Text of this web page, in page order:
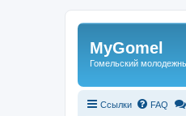
Регистрация
MyGomel
Гомельский
Ссылки FAQ